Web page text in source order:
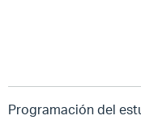
Programación del